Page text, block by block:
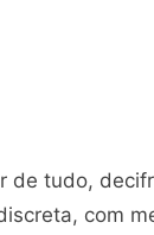
de tudo,
com